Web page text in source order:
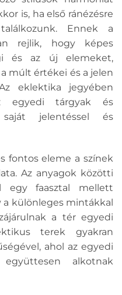
is, ha első ránézésre
Ennek a
rejlik, hogy képes
és az új elemeket,
múlt értékei és a jelen
eklektika jegyében
egyedi tárgyak és
jelentéssel és
fontos eleme a színek
Az anyagok közötti
egy faasztal mellett
a különleges mintákkal
a tér egyedi
terek gyakran
ahol az egyedi
alkotnak